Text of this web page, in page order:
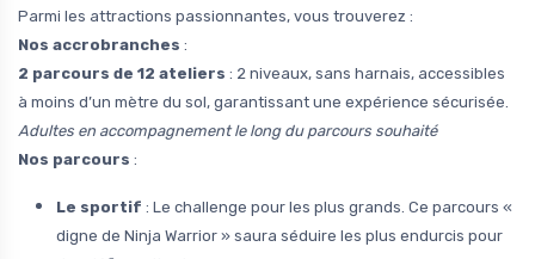
Parmi les attractions passionnantes, vous trouverez :
Nos accrobranches :
2 parcours de 12 ateliers : 2 niveaux, sans harnais, accessibles
à moins d’un mètre du sol, garantissant une expérience sécurisée.
Adultes en accompagnement le long du parcours souhaité
Nos parcours :
Le sportif : Le challenge pour les plus grands. Ce parcours «
digne de Ninja Warrior » saura séduire les plus endurcis pour